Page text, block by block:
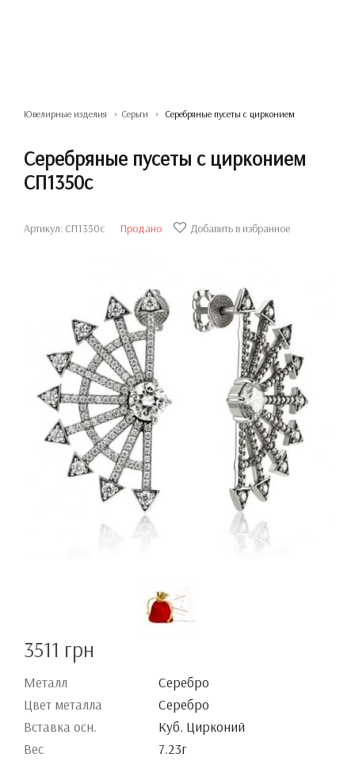
Ювелирные изделия Серьги Серебряные пусеты с цирконием
Серебряные пусеты с цирконием
СП1350с
Артикул: СП1350с Продано Добавить в избранное
3511 грн
Металл
Серебро
Цвет металла
Серебро
Вставка осн.
Куб. Цирконий
Вес
7.23г